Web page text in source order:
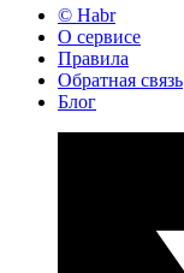
© Habr
О сервисе
Правила
Обратная связь
Блог